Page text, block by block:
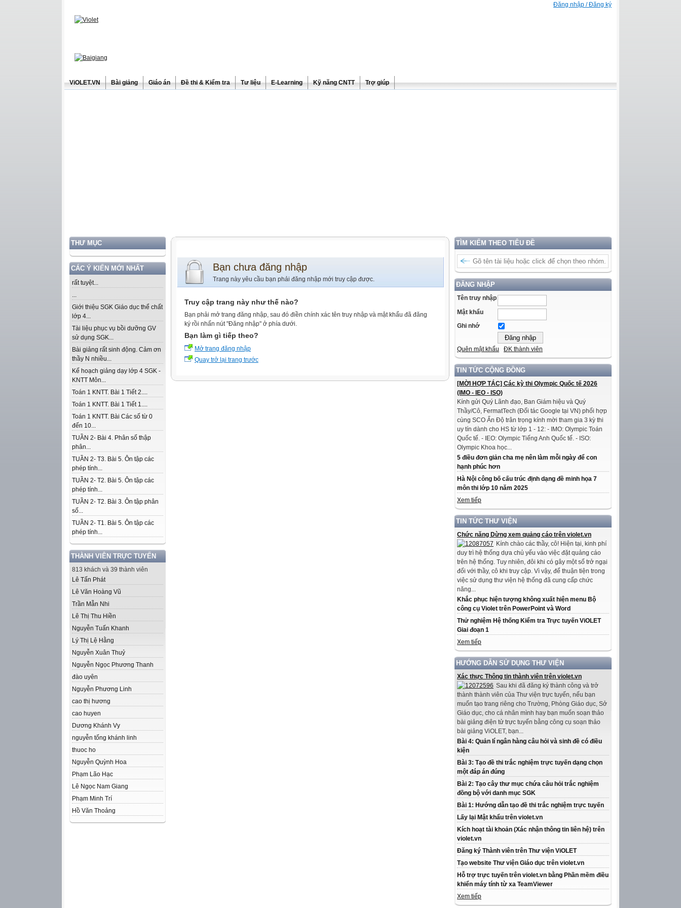
Đăng nhập / Đăng ký
ViOLET.VN Bài giảng Giáo án Đề thi & Kiểm tra Tư liệu E-Learning Kỹ năng CNTT Trợ giúp
THƯ MỤC
CÁC Ý KIẾN MỚI NHẤT
rất tuyệt...
...
Giới thiệu SGK Giáo dục thể chất
lớp 4...
Tài liệu phục vụ bồi dưỡng GV
sử dụng SGK...
Bài giảng rất sinh động. Cảm ơn
thầy N nhiều...
Kế hoạch giảng dạy lớp 4 SGK -
KNTT Môn...
Toán 1 KNTT. Bài 1 Tiết 2....
Toán 1 KNTT. Bài 1 Tiết 1....
Toán 1 KNTT. Bài Các số từ 0
đến 10...
TUẦN 2- Bài 4. Phân số thập
phân...
TUẦN 2- T3. Bài 5. Ôn tập các
phép tính...
TUẦN 2- T2. Bài 5. Ôn tập các
phép tính...
TUẦN 2- T2. Bài 3. Ôn tập phân
số...
TUẦN 2- T1. Bài 5. Ôn tập các
phép tính...
THÀNH VIÊN TRỰC TUYẾN
813 khách và 39 thành viên
Lê Tấn Phát
Lê Văn Hoàng Vũ
Trần Mẫn Nhi
Lê Thị Thu Hiền
Nguyễn Tuấn Khanh
Lý Thị Lệ Hằng
Nguyễn Xuân Thuỷ
Nguyễn Ngọc Phương Thanh
đào uyên
Nguyễn Phương Linh
cao thị hương
cao huyen
Dương Khánh Vy
nguyễn tống khánh linh
thuoc ho
Nguyễn Quỳnh Hoa
Phạm Lão Hạc
Lê Ngọc Nam Giang
Phạm Minh Trí
Hồ Văn Thoảng
TÌM KIẾM THEO TIÊU ĐỀ
ĐĂNG NHẬP
Tên truy nhập
Mật khẩu
Ghi nhớ
Quên mật khẩu ĐK thành viên
TIN TỨC CỘNG ĐỒNG
[MỜI HỢP TÁC] Các kỳ thi Olympic Quốc tế 2026
(IMO - IEO - ISO)
Kính gửi Quý Lãnh đạo, Ban Giám hiệu và Quý
Thầy/Cô, FermatTech (Đối tác Google tại VN) phối hợp
cùng SCO Ấn Độ trân trọng kính mời tham gia 3 kỳ thi
uy tín dành cho HS từ lớp 1 - 12: - IMO: Olympic Toán
Quốc tế. - IEO: Olympic Tiếng Anh Quốc tế. - ISO:
Olympic Khoa học...
5 điều đơn giản cha mẹ nên làm mỗi ngày để con
hạnh phúc hơn
Hà Nội công bố cấu trúc định dạng đề minh họa 7
môn thi lớp 10 năm 2025
Xem tiếp
TIN TỨC THƯ VIỆN
Chức năng Dừng xem quảng cáo trên violet.vn
Kính chào các thầy, cô! Hiện tại, kinh phí
duy trì hệ thống dựa chủ yếu vào việc đặt quảng cáo
trên hệ thống. Tuy nhiên, đôi khi có gây một số trở ngại
đối với thầy, cô khi truy cập. Vì vậy, để thuận tiện trong
việc sử dụng thư viện hệ thống đã cung cấp chức
năng...
Khắc phục hiện tượng không xuất hiện menu Bộ
công cụ Violet trên PowerPoint và Word
Thử nghiệm Hệ thống Kiểm tra Trực tuyến ViOLET
Giai đoạn 1
Xem tiếp
HƯỚNG DẪN SỬ DỤNG THƯ VIỆN
Xác thực Thông tin thành viên trên violet.vn
Sau khi đã đăng ký thành công và trở
thành thành viên của Thư viện trực tuyến, nếu bạn
muốn tạo trang riêng cho Trường, Phòng Giáo dục, Sở
Giáo dục, cho cá nhân mình hay bạn muốn soạn thảo
bài giảng điện tử trực tuyến bằng công cụ soạn thảo
bài giảng ViOLET, bạn...
Bài 4: Quản lí ngân hàng câu hỏi và sinh đề có điều
kiện
Bài 3: Tạo đề thi trắc nghiệm trực tuyến dạng chọn
một đáp án đúng
Bài 2: Tạo cây thư mục chứa câu hỏi trắc nghiệm
đồng bộ với danh mục SGK
Bài 1: Hướng dẫn tạo đề thi trắc nghiệm trực tuyến
Lấy lại Mật khẩu trên violet.vn
Kích hoạt tài khoản (Xác nhận thông tin liên hệ) trên
violet.vn
Đăng ký Thành viên trên Thư viện ViOLET
Tạo website Thư viện Giáo dục trên violet.vn
Hỗ trợ trực tuyến trên violet.vn bằng Phần mềm điều
khiển máy tính từ xa TeamViewer
Xem tiếp
Bạn chưa đăng nhập
Trang này yêu cầu bạn phải đăng nhập mới truy cập được.
Truy cập trang này như thế nào?
Bạn phải mở trang đăng nhập, sau đó điền chính xác tên truy nhập và mật khẩu đã đăng
ký rồi nhấn nút "Đăng nhập" ở phía dưới.
Bạn làm gì tiếp theo?
Mở trang đăng nhập
Quay trở lại trang trước